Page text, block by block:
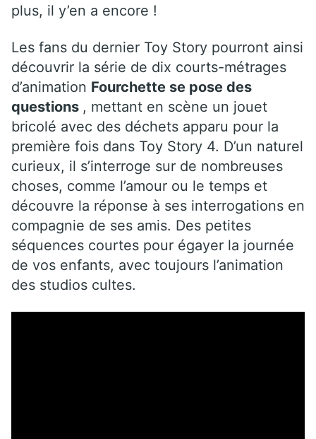
plus, il y’en a encore !
Les fans du dernier Toy Story pourront ainsi
découvrir la série de dix courts-métrages
d’animation Fourchette se pose des
questions , mettant en scène un jouet
bricolé avec des déchets apparu pour la
première fois dans Toy Story 4. D’un naturel
curieux, il s’interroge sur de nombreuses
choses, comme l’amour ou le temps et
découvre la réponse à ses interrogations en
compagnie de ses amis. Des petites
séquences courtes pour égayer la journée
de vos enfants, avec toujours l’animation
des studios cultes.